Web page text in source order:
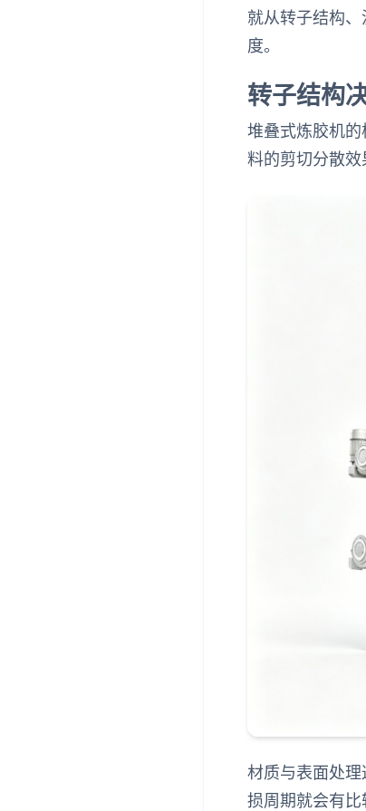
就从转子结构
度。
转子结构
堆叠式炼胶机
料的剪切分散效
材质与表面处
损周期就会有